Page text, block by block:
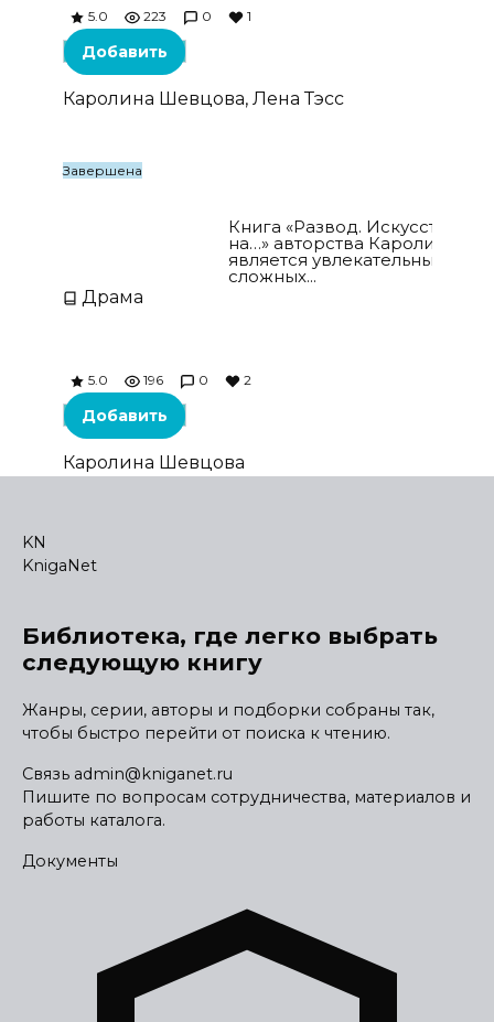
5.0 223 0 1
Добавить
Каролина Шевцова, Лена Тэсс
Завершена
Книга «Развод. Искусство
на…» авторства Каролины
является увлекательным
сложных...
Драма
5.0 196 0 2
Добавить
Каролина Шевцова
KN
KnigaNet
Библиотека, где легко выбрать
следующую книгу
Жанры, серии, авторы и подборки собраны так,
чтобы быстро перейти от поиска к чтению.
Связь admin@kniganet.ru
Пишите по вопросам сотрудничества, материалов и
работы каталога.
Документы